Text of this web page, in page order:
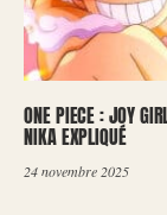
ONE PIECE : JOY
NIKA EXPLIQUÉ
24 novembre 2025